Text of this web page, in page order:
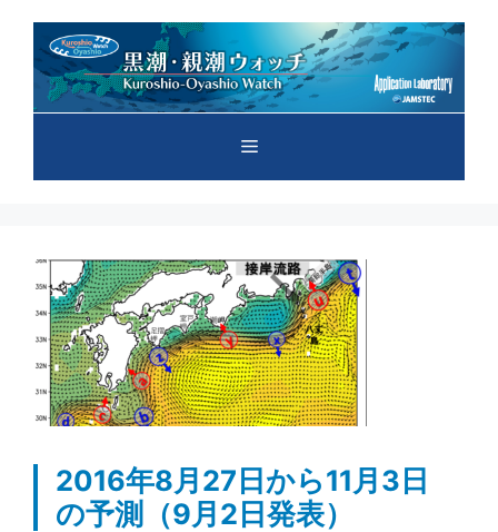
メ
ュ
ー
2016年8月27日から11月3日
の予測（9月2日発表）